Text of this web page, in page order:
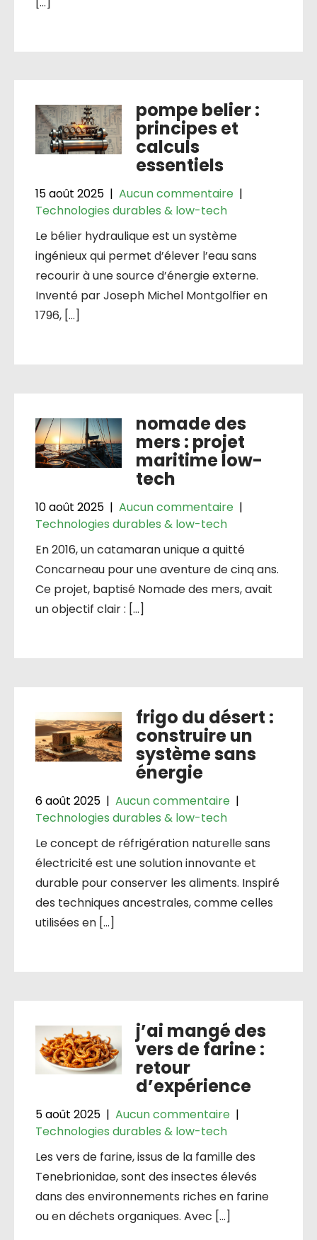
pompe belier :
principes et
calculs
essentiels
15 août 2025 | Aucun commentaire |
Technologies durables & low-tech
Le bélier hydraulique est un système
ingénieux qui permet d’élever l’eau sans
recourir à une source d’énergie externe.
Inventé par Joseph Michel Montgolfier en
1796, […]
nomade des
mers : projet
maritime low-
tech
10 août 2025 | Aucun commentaire |
Technologies durables & low-tech
En 2016, un catamaran unique a quitté
Concarneau pour une aventure de cinq ans.
Ce projet, baptisé Nomade des mers, avait
un objectif clair : […]
frigo du désert :
construire un
système sans
énergie
6 août 2025 | Aucun commentaire |
Technologies durables & low-tech
Le concept de réfrigération naturelle sans
électricité est une solution innovante et
durable pour conserver les aliments. Inspiré
des techniques ancestrales, comme celles
utilisées en […]
j’ai mangé des
vers de farine :
retour
d’expérience
5 août 2025 | Aucun commentaire |
Technologies durables & low-tech
Les vers de farine, issus de la famille des
Tenebrionidae, sont des insectes élevés
dans des environnements riches en farine
ou en déchets organiques. Avec […]